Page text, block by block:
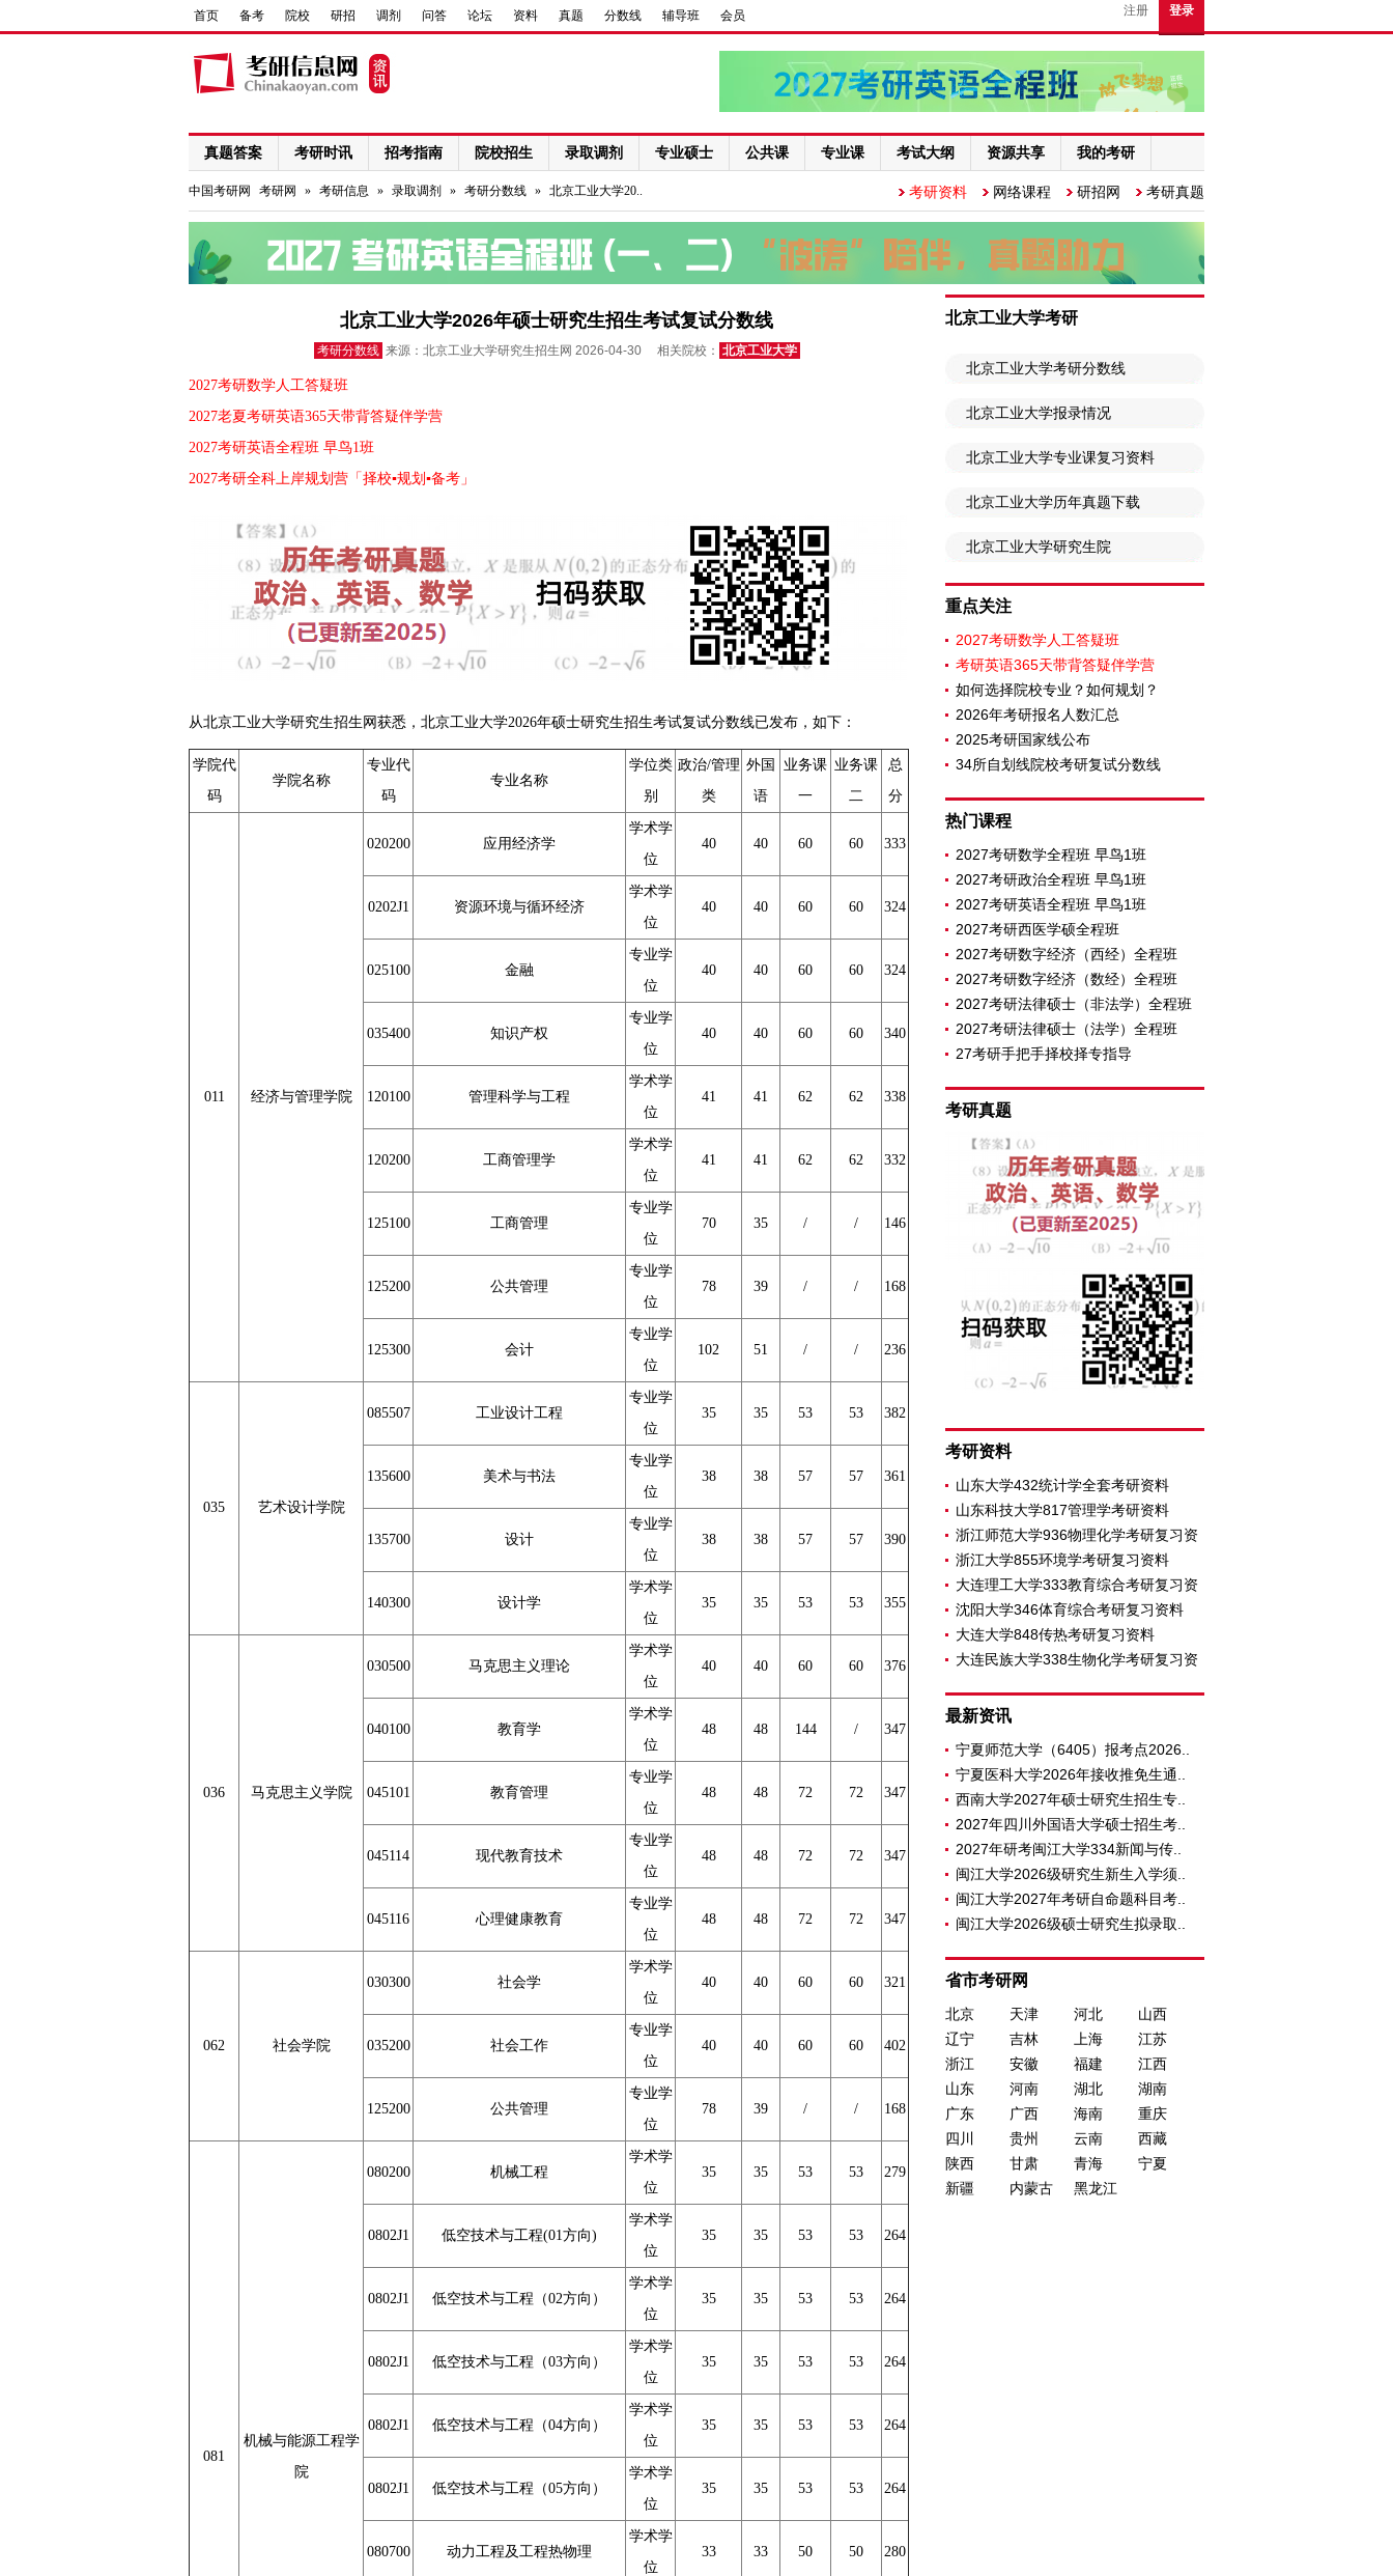
首页 备考 院校 研招 调剂 问答 论坛 资料 真题 分数线 辅导班 会员 注册 登录
真题答案 考研时讯 招考指南 院校招生 录取调剂 专业硕士 公共课 专业课 考试大纲 资源共享 我的考研
网络课程
中国考研网 考研网 » 考研信息 » 录取调剂 » 考研分数线 » 北京工业大学20.. 考研资料 网络课程 研招网 考研真题
北京工业大学2026年硕士研究生招生考试复试分数线
考研分数线 来源：北京工业大学研究生招生网 2026-04-30 相关院校： 北京工业大学
2027考研数学人工答疑班
2027老夏考研英语365天带背答疑伴学营
2027考研英语全程班 早鸟1班
2027考研全科上岸规划营「择校▪规划▪备考」
从北京工业大学研究生招生网获悉，北京工业大学2026年硕士研究生招生考试复试分数线已发布，如下：
学院代
码
学院名称
专业代
码
专业名称
学位类
别
政治/管理
类
外国
语
业务课
一
业务课
二
总
分
011 经济与管理学院
020200 应用经济学
学术学
位
40 40 60 60 333
0202J1 资源环境与循环经济
学术学
位
40 40 60 60 324
025100 金融
专业学
位
40 40 60 60 324
035400 知识产权
专业学
位
40 40 60 60 340
120100 管理科学与工程
学术学
位
41 41 62 62 338
120200 工商管理学
学术学
位
41 41 62 62 332
125100 工商管理
专业学
位
70 35 / / 146
125200 公共管理
专业学
位
78 39 / / 168
125300 会计
专业学
位
102 51 / / 236
035 艺术设计学院
085507 工业设计工程
专业学
位
35 35 53 53 382
135600 美术与书法
专业学
位
38 38 57 57 361
135700 设计
专业学
位
38 38 57 57 390
140300 设计学
学术学
位
35 35 53 53 355
036 马克思主义学院
030500 马克思主义理论
学术学
位
40 40 60 60 376
040100 教育学
学术学
位
48 48 144 / 347
045101 教育管理
专业学
位
48 48 72 72 347
045114 现代教育技术
专业学
位
48 48 72 72 347
045116 心理健康教育
专业学
位
48 48 72 72 347
062 社会学院
030300 社会学
学术学
位
40 40 60 60 321
035200 社会工作
专业学
位
40 40 60 60 402
125200 公共管理
专业学
位
78 39 / / 168
081
机械与能源工程学
院
080200 机械工程
学术学
位
35 35 53 53 279
0802J1 低空技术与工程(01方向)
学术学
位
35 35 53 53 264
0802J1 低空技术与工程（02方向）
学术学
位
35 35 53 53 264
0802J1 低空技术与工程（03方向）
学术学
位
35 35 53 53 264
0802J1 低空技术与工程（04方向）
学术学
位
35 35 53 53 264
0802J1 低空技术与工程（05方向）
学术学
位
35 35 53 53 264
080700 动力工程及工程热物理
学术学
位
33 33 50 50 280
北京工业大学考研
北京工业大学考研分数线
北京工业大学报录情况
北京工业大学专业课复习资料
北京工业大学历年真题下载
北京工业大学研究生院
重点关注
2027考研数学人工答疑班
考研英语365天带背答疑伴学营
如何选择院校专业？如何规划？
2026年考研报名人数汇总
2025考研国家线公布
34所自划线院校考研复试分数线
热门课程
2027考研数学全程班 早鸟1班
2027考研政治全程班 早鸟1班
2027考研英语全程班 早鸟1班
2027考研西医学硕全程班
2027考研数字经济（西经）全程班
2027考研数字经济（数经）全程班
2027考研法律硕士（非法学）全程班
2027考研法律硕士（法学）全程班
27考研手把手择校择专指导
考研真题
考研资料
山东大学432统计学全套考研资料
山东科技大学817管理学考研资料
浙江师范大学936物理化学考研复习资
浙江大学855环境学考研复习资料
大连理工大学333教育综合考研复习资
沈阳大学346体育综合考研复习资料
大连大学848传热考研复习资料
大连民族大学338生物化学考研复习资
最新资讯
宁夏师范大学（6405）报考点2026..
宁夏医科大学2026年接收推免生通..
西南大学2027年硕士研究生招生专..
2027年四川外国语大学硕士招生考..
2027年研考闽江大学334新闻与传..
闽江大学2026级研究生新生入学须..
闽江大学2027年考研自命题科目考..
闽江大学2026级硕士研究生拟录取..
省市考研网
北京 天津 河北
山西
辽宁
吉林 上海
江苏
浙江
安徽 福建
江西
山东
河南 湖北
湖南
广东
广西 海南
重庆
四川
贵州 云南
西藏
陕西
甘肃 青海
宁夏
新疆
内蒙古 黑龙江